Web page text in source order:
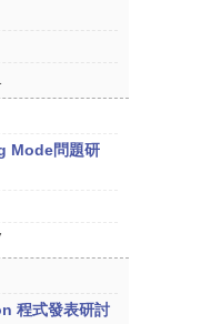
Mode問題研
程式發表研討